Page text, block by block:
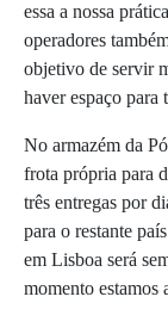
essa a nossa
operadores
objetivo de servir
haver espaço para
No armazém da
frota própria para
três entregas por
para o restante
em Lisboa será
momento estamos